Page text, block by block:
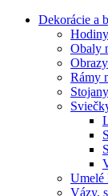
Dekorácie a
Hodiny
Obaly
Obrazy
Rámy
Umelé
Vázy,